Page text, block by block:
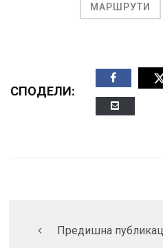
МАРШРУТИ
СПОДЕЛИ:
Предишна